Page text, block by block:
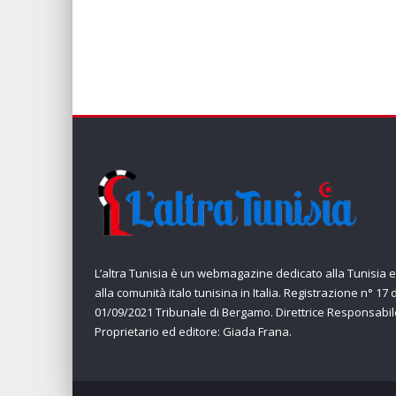
L’altra Tunisia è un webmagazine dedicato alla Tunisia e
alla comunità italo tunisina in Italia. Registrazione n° 17
01/09/2021 Tribunale di Bergamo. Direttrice
Proprietario ed editore: Giada Frana.